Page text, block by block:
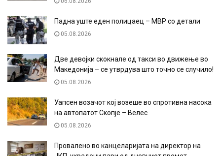
Падна уште еден полицаец – МВР со детали
05.08.2026
Две девојки скокнале од такси во движење во
Македонија – се утврдува што точно се случило!
05.08.2026
Уапсен возачот кој возеше во спротивна насока
на автопатот Скопје – Велес
05.08.2026
Провалено во канцеларијата на директор на